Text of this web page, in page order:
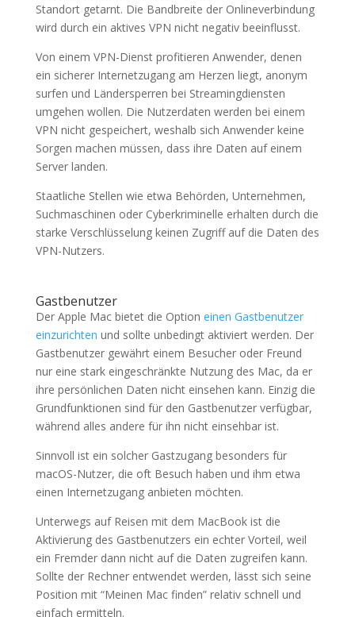
Standort getarnt. Die Bandbreite der Onlineverbindung
wird durch ein aktives VPN nicht negativ beeinflusst.
Von einem VPN-Dienst profitieren Anwender, denen
ein sicherer Internetzugang am Herzen liegt, anonym
surfen und Ländersperren bei Streamingdiensten
umgehen wollen. Die Nutzerdaten werden bei einem
VPN nicht gespeichert, weshalb sich Anwender keine
Sorgen machen müssen, dass ihre Daten auf einem
Server landen.
Staatliche Stellen wie etwa Behörden, Unternehmen,
Suchmaschinen oder Cyberkriminelle erhalten durch die
starke Verschlüsselung keinen Zugriff auf die Daten des
VPN-Nutzers.
Gastbenutzer
Der Apple Mac bietet die Option einen Gastbenutzer
einzurichten und sollte unbedingt aktiviert werden. Der
Gastbenutzer gewährt einem Besucher oder Freund
nur eine stark eingeschränkte Nutzung des Mac, da er
ihre persönlichen Daten nicht einsehen kann. Einzig die
Grundfunktionen sind für den Gastbenutzer verfügbar,
während alles andere für ihn nicht einsehbar ist.
Sinnvoll ist ein solcher Gastzugang besonders für
macOS-Nutzer, die oft Besuch haben und ihm etwa
einen Internetzugang anbieten möchten.
Unterwegs auf Reisen mit dem MacBook ist die
Aktivierung des Gastbenutzers ein echter Vorteil, weil
ein Fremder dann nicht auf die Daten zugreifen kann.
Sollte der Rechner entwendet werden, lässt sich seine
Position mit “Meinen Mac finden” relativ schnell und
einfach ermitteln.